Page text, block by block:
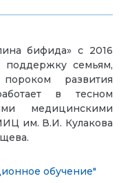
бифида» с 2016
поддержку семьям,
развития
в тесном
медицинскими
им. В.И. Кулакова
обучение"